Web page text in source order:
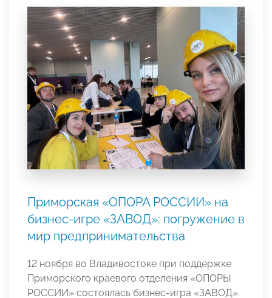
Приморская «ОПОРА РОССИИ» на
бизнес-игре «ЗАВОД»: погружение в
мир предпринимательства
12 ноября во Владивостоке при поддержке
Приморского краевого отделения «ОПОРЫ
РОССИИ» состоялась бизнес-игра «ЗАВОД».